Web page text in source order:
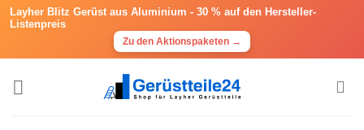
Layher Blitz Gerüst aus Aluminium - 30 % auf den Hersteller-
Listenpreis
Zu den Aktionspaketen →